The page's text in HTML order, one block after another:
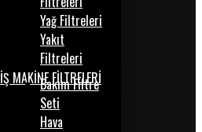
Yağ Filtreleri
Yakıt
Filtreleri
İŞ MAKİNE FİLTRELERİ
Bakım Filtre
Seti
Hava